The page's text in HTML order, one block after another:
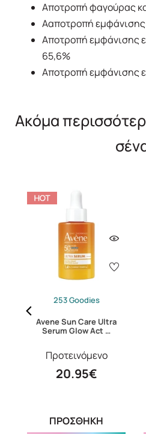
Αποτροπή φαγούρας
Ααποτροπή
Αποτροπή εμφάνισης
65,6%
Αποτροπή εμφάνισης
Ακόμα
253 Goodies
Avene Sun Care Ultra
Serum Glow Act …
Προτεινόμενο
20.95€
ΠΡΟΣΘΗΚΗ